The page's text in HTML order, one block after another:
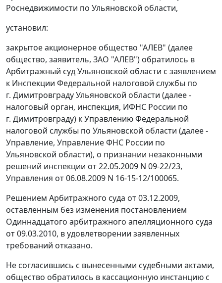
Роснедвижимости по Ульяновской области,
установил:
закрытое акционерное общество "АЛЕВ" (далее
общество, заявитель, ЗАО "АЛЕВ") обратилось в
Арбитражный суд Ульяновской области с заявлением
к Инспекции Федеральной налоговой службы по
г. Димитровграду Ульяновской области (далее -
налоговый орган, инспекция, ИФНС России по
г. Димитровграду) к Управлению Федеральной
налоговой службы по Ульяновской области (далее -
Управление, Управление ФНС России по
Ульяновской области), о признании незаконными
решений инспекции от 22.05.2009 N 09-22/23,
Управления от 06.08.2009 N 16-15-12/100065.
Решением Арбитражного суда от 03.12.2009,
оставленным без изменения постановлением
Одиннадцатого арбитражного апелляционного суда
от 09.03.2010, в удовлетворении заявленных
требований отказано.
Не согласившись с вынесенными судебными актами,
общество обратилось в кассационную инстанцию с